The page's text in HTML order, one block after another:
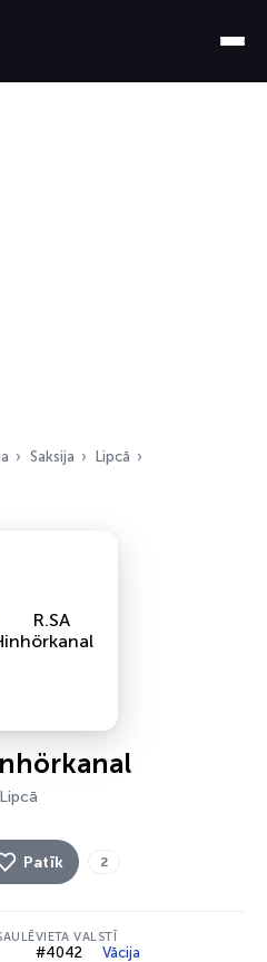
Saksija
Lipcā
Lipcā
Patīk 2
VIETA VALSTĪ
#4042 Vācija